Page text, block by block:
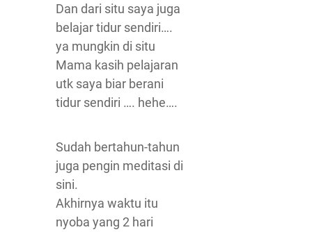
Dan dari situ saya juga
belajar tidur sendiri….
ya mungkin di situ
Mama kasih pelajaran
utk saya biar berani
tidur sendiri …. hehe….
Sudah bertahun-tahun
juga pengin meditasi di
sini.
Akhirnya waktu itu
nyoba yang 2 hari